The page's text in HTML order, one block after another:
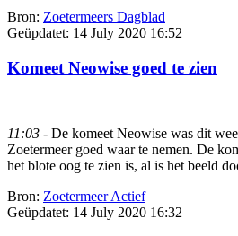
Bron: Zoetermeers Dagblad
Geüpdatet: 14 July 2020 16:52
Komeet Neowise goed te zien
11:03 - De komeet Neowise was dit
Zoetermeer goed waar te nemen. De
het blote oog te zien is, al is het beeld
Bron: Zoetermeer Actief
Geüpdatet: 14 July 2020 16:32